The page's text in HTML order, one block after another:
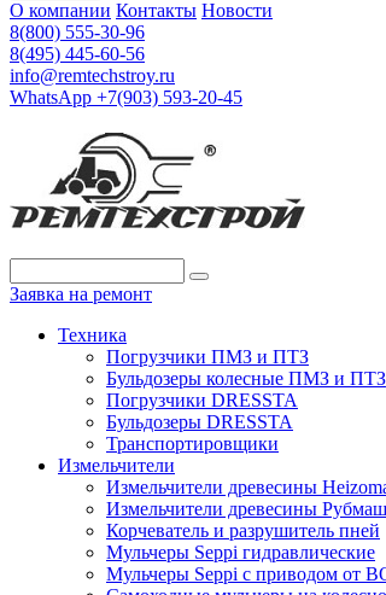
О компании Контакты Новости
8(800) 555-30-96
8(495) 445-60-56
info@remtechstroy.ru
WhatsApp +7(903) 593-20-45
Заявка на ремонт
Техника
Погрузчики ПМЗ и ПТЗ
Бульдозеры колесные ПМЗ и ПТЗ
Погрузчики DRESSTA
Бульдозеры DRESSTA
Транспортировщики
Измельчители
Измельчители древесины
Измельчители древесины
Корчеватель и разрушитель пней
Мульчеры Seppi гидравлические
Мульчеры Seppi с приводом от